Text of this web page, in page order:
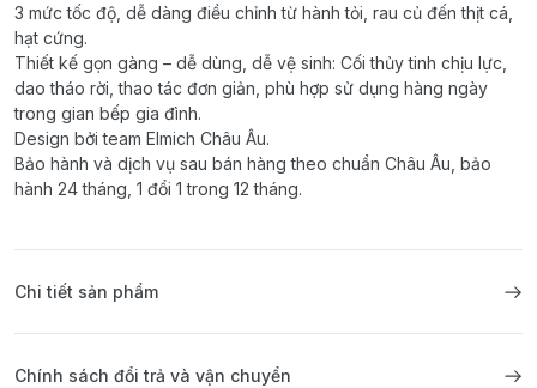
3 mức tốc độ, dễ dàng điều chỉnh từ hành tỏi, rau củ đến thịt cá,
hạt cứng.
Thiết kế gọn gàng – dễ dùng, dễ vệ sinh: Cối thủy tinh chịu lực,
dao tháo rời, thao tác đơn giản, phù hợp sử dụng hàng ngày
trong gian bếp gia đình.
Design bởi team Elmich Châu Âu.
Bảo hành và dịch vụ sau bán hàng theo chuẩn Châu Âu, bảo
hành 24 tháng, 1 đổi 1 trong 12 tháng.
Chi tiết sản phẩm
Chính sách đổi trả và vận chuyển